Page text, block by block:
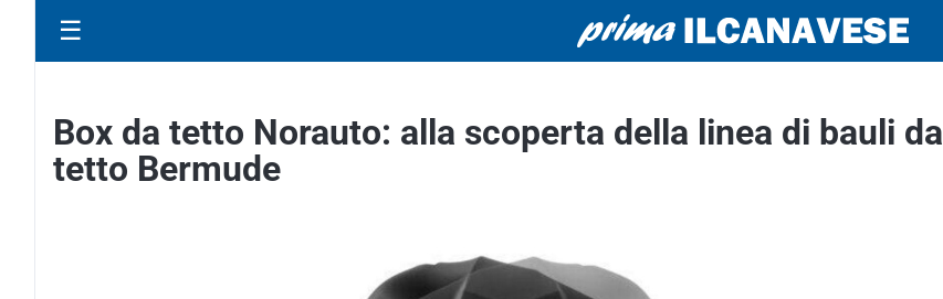
☰
Box da tetto Norauto: alla scoperta della linea di bauli da
tetto Bermude